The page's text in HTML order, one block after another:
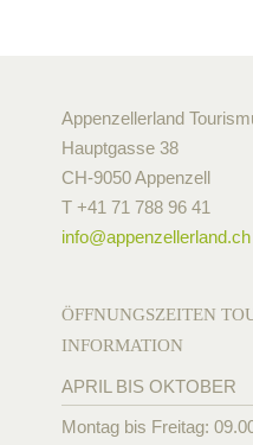
Appenzellerland
Hauptgasse 38
CH-9050 Appenzell
T +41 71 788 96 41
info@appenzellerland.ch
ÖFFNUNGSZEITEN
INFORMATION
APRIL BIS OKTOBER
Montag bis Freitag: